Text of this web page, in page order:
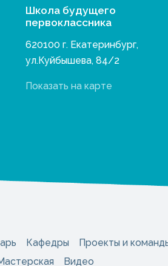
Школа будущего
первоклассника
620100 г. Екатеринбург,
ул.Куйбышева, 84/2
Показать на карте
Кафедры Проекты и
Видео